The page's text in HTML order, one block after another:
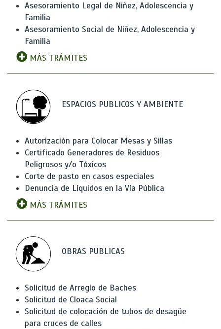
Asesoramiento Legal de Niñez, Adolescencia y
Familia
Asesoramiento Social de Niñez, Adolescencia y
Familia
MÁS TRÁMITES
ESPACIOS PUBLICOS Y AMBIENTE
Autorización para Colocar Mesas y Sillas
Certificado Generadores de Residuos
Peligrosos y/o Tóxicos
Corte de pasto en casos especiales
Denuncia de Líquidos en la Vía Pública
MÁS TRÁMITES
OBRAS PUBLICAS
Solicitud de Arreglo de Baches
Solicitud de Cloaca Social
Solicitud de colocación de tubos de desagüe
para cruces de calles